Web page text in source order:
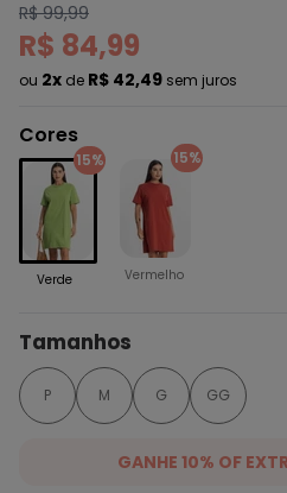
R$ 99,99
R$ 84,99
ou 2x de R$ 42,49 sem juros
Cores
15%
Verde
15%
Vermelho
Tamanhos
P M G GG
GANHE 10% OF